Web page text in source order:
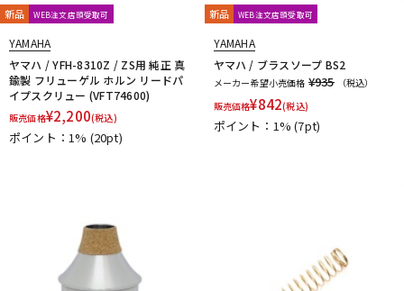
新品 WEB注文店頭受取可
YAMAHA
ヤマハ / YFH-8310Z / ZS用 純正 真
鍮製 フリューゲル ホルン リードパ
イプスクリュー (VFT74600)
販売価格¥2,200(税込)
ポイント：1% (20pt)
新品 WEB注文店頭受取可
YAMAHA
ヤマハ / ブラスソープ BS2
メーカー希望小売価格 ¥935
（税込）
販売価格¥842(税込)
ポイント：1%(7pt)